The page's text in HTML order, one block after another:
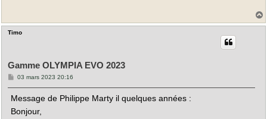
Timo
Gamme OLYMPIA EVO 2023
M
s
g
03 mars 2023 20:16
Message de Philippe Marty il quelques années :
Bonjour,